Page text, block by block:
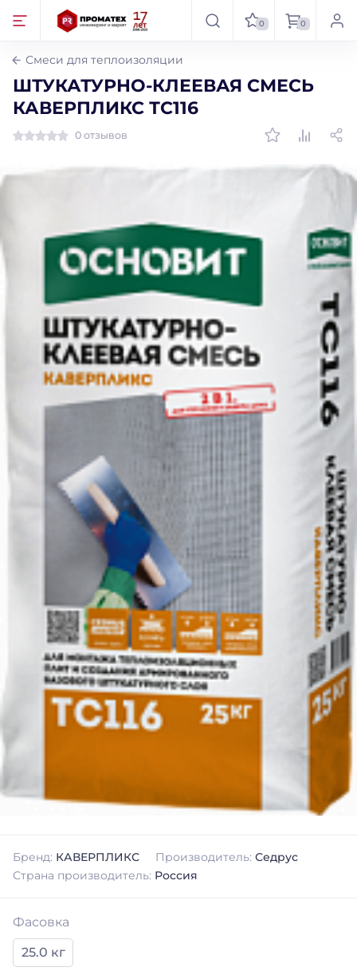
0 0
Смеси для теплоизоляции
ШТУКАТУРНО-КЛЕЕВАЯ СМЕСЬ
КАВЕРПЛИКС ТС116
0 отзывов
Бренд: КАВЕРПЛИКС Производитель: Седрус
Страна производитель: Россия
Фасовка
25.0 кг